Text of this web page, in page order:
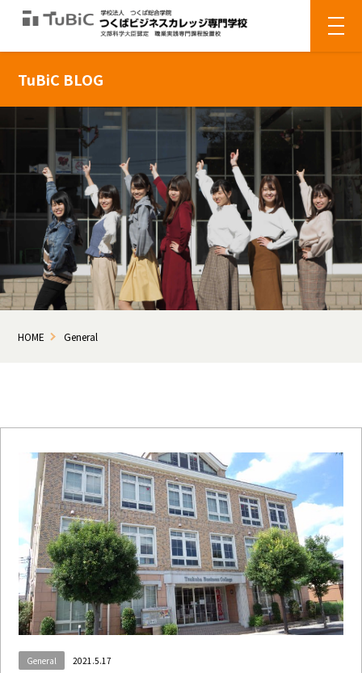
TuBiC BLOG
HOME General
General 2021.5.17